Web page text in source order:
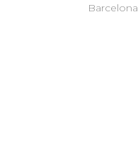
Barcelona